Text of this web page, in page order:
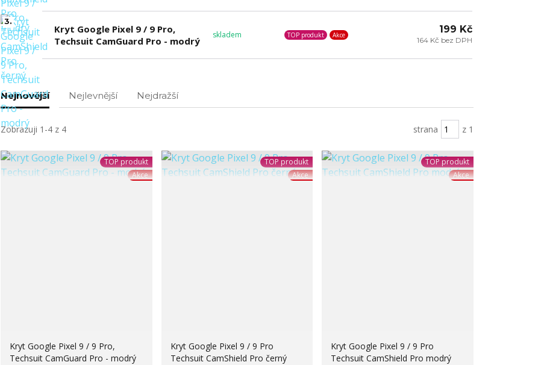
3.
Kryt Google Pixel 9 / 9 Pro,
Techsuit CamGuard Pro - modrý
skladem TOP produkt Akce 199 Kč
164 Kč bez DPH
Nejnovější Nejlevnější Nejdražší
Zobrazuji 1-4 z 4 strana z 1
TOP produkt
Akce
Kryt Google Pixel 9 / 9 Pro,
Techsuit CamGuard Pro - modrý
TOP produkt
Akce
Kryt Google Pixel 9 / 9 Pro
Techsuit CamShield Pro černý
TOP produkt
Akce
Kryt Google Pixel 9 / 9 Pro
Techsuit CamShield Pro modrý